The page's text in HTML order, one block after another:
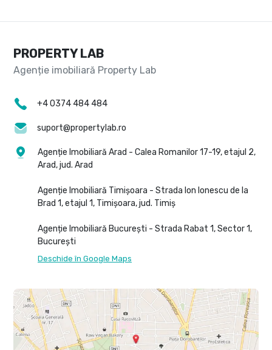
PROPERTY LAB
+4 0374 484 484
suport@propertylab.ro
Agenție Imobiliară Arad - Calea Romanilor 17-19, etajul 2,
Arad, jud. Arad
Agenție Imobiliară Timișoara - Strada Ion Ionescu de la
Brad 1, etajul 1, Timișoara, jud. Timiș
Agenție Imobiliară București - Strada Rabat 1, Sector 1,
București
Deschide în Google Maps